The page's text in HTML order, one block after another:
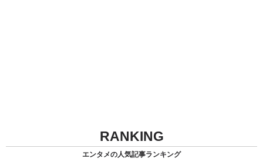
RANKING
エンタメの人気記事ランキング